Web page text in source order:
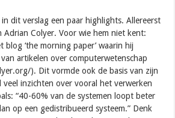
in dit verslag een paar highlights. Allereerst
Adrian Colyer. Voor wie hem niet kent:
‘the morning paper’ waarin hij
artikelen over computerwetenschap
). Dit vormde ook de basis van zijn
inzichten over vooral het verwerken
“40-60% van de systemen loopt beter
op een gedistribueerd systeem.” Denk